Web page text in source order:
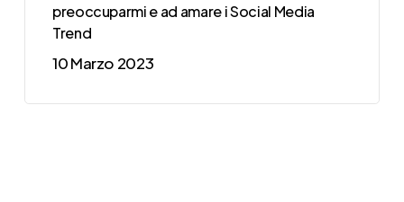
preoccuparmi e ad amare i Social Media
Trend
10 Marzo 2023